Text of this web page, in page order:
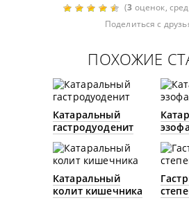
(3 оценок,
Поделиться с
ПОХОЖИЕ
Катаральный
гастродуоденит
Катаральный
колит кишечника